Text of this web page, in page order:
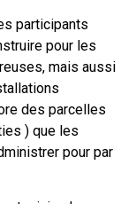
participants
pour les
mais aussi
des parcelles
) que les
pour par